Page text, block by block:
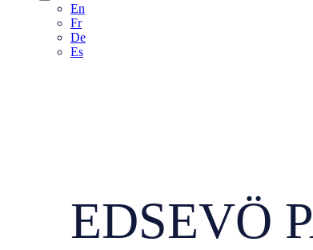
En
Fr
De
Es
EDSEVÖ